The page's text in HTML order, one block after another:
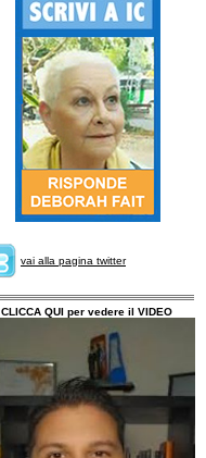
vai alla pagina twitter
CLICCA QUI per vedere il VIDEO